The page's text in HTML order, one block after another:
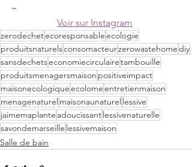
~
Voir sur Instagram
zerodechetecoresponsableecologie
produitsnaturelsconsomacteurzerowastehomediy
sansdechetseconomiecirculairetambouille
produitsmenagersmaison positiveimpact
maisonecologiqueecolomeentretienmaison
menagenaturel maisonaunaturel lessive
jaimemaplante adoucissantlessivenaturelle
savondemarseille lessivemaison
Salle de bain